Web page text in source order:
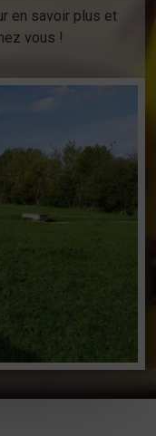
en savoir plus et
vous !